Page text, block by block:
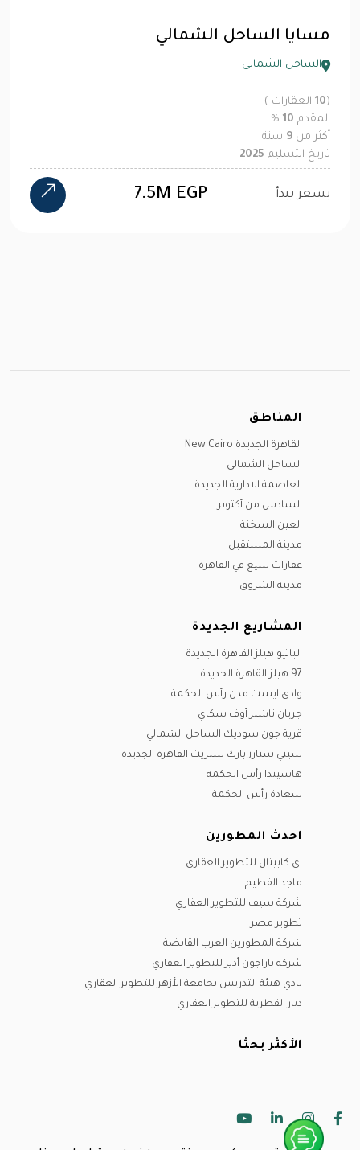
مسايا الساحل الشمالي
الساحل الشمالى
(
10 العقارات )
المقدم 10
%
أكثر من 9 سنة
تاريخ التسليم 2025
بسعر يبدأ 7.5M EGP
المناطق
القاهرة الجديدة New Cairo
الساحل الشمالى
العاصمة الادارية الجديدة
السادس من أكتوبر
العين السخنة
مدينة المستقبل
عقارات للبيع في القاهرة
مدينة الشروق
المشاريع الجديدة
الباتيو هيلز القاهرة الجديدة
97 هيلز القاهرة الجديدة
وادي ايست مدن رأس الحكمة
جريان ناشنز أوف سكاي
قرية جون سوديك الساحل الشمالي
سيتي ستارز بارك ستريت القاهرة الجديدة
هاسيندا رأس الحكمة
سعادة رأس الحكمة
احدث المطورين
اي كابيتال للتطوير العقاري
ماجد الفطيم
شركة سيف للتطوير العقاري
تطوير مصر
شركة المطورين العرب القابضة
شركة باراجون أدير للتطوير العقاري
نادي هيئة التدريس بجامعة الأزهر للتطوير العقاري
ديار القطرية للتطوير العقاري
الأكثر بحثا